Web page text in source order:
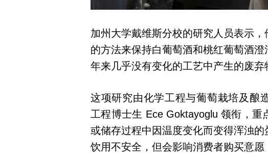
加州大学戴维斯分校的研究人员表示
的方法来保持白葡萄酒和桃红葡萄酒
年来几乎没有变化的工艺中产生的废弃
这项研究由化学工程与葡萄栽培及酿
工程博士生 Ece Goktayoglu 领衔，重
或储存过程中因温度变化而变得浑浊
饮用不安全，但会影响消费者购买意